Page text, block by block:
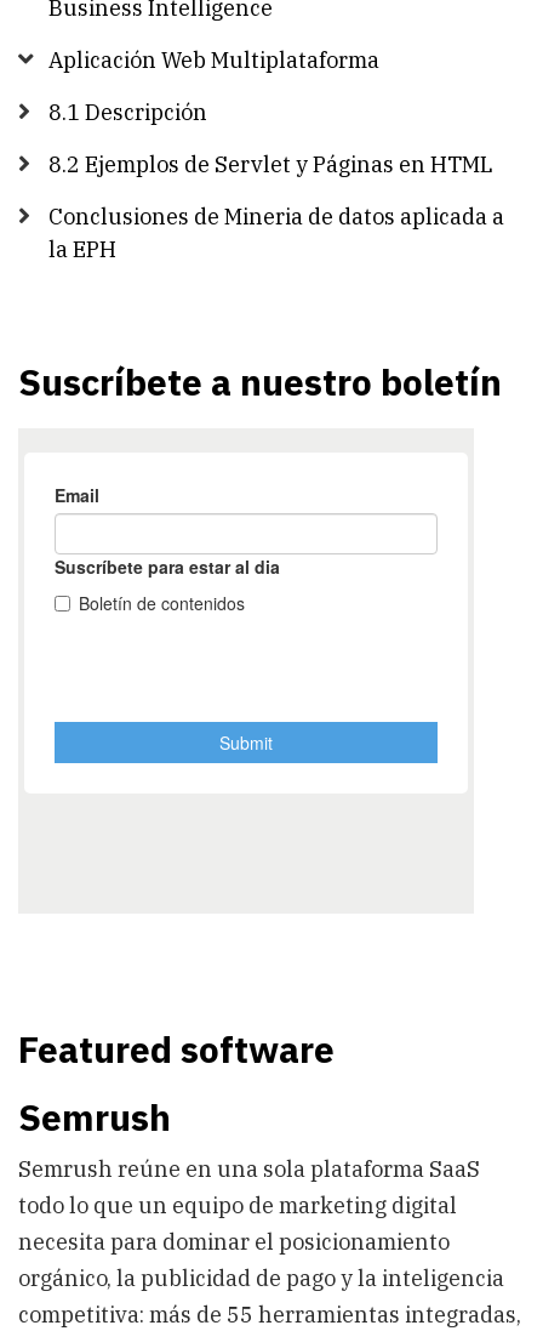
Business Intelligence
Aplicación Web Multiplataforma
8.1 Descripción
8.2 Ejemplos de Servlet y Páginas en HTML
Conclusiones de Mineria de datos aplicada a
la EPH
Suscríbete a nuestro boletín
Featured software
Semrush
Semrush reúne en una sola plataforma SaaS
todo lo que un equipo de marketing digital
necesita para dominar el posicionamiento
orgánico, la publicidad de pago y la inteligencia
competitiva: más de 55 herramientas integradas,